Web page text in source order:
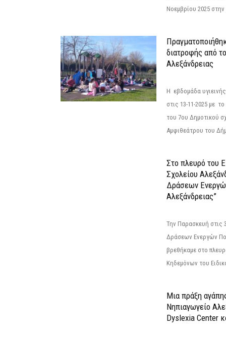
Νοεμβρίου 2025
διατροφής από
Αλεξάνδρειας
Η εβδομάδα
στις 13-11-2025 με
του 7ου Δημοτικού
Αμφιθεάτρου του
Στο πλευρό του
Σχολείου
Δράσεων
Αλεξάνδρειας”
Την Παρασκευή
Δράσεων Ενεργών
βρεθήκαμε στο
Κηδεμόνων του
Μια πράξη
Νηπιαγωγείο
Dyslexia Center